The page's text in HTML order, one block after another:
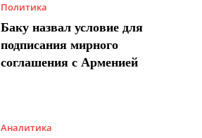
Политика
Баку назвал условие для
подписания мирного
соглашения с Арменией
Аналитика